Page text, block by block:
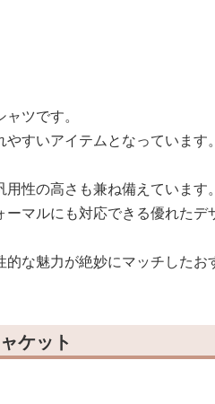
ツです。
すいアイテムとなっています。
性の高さも兼ね備えています。
マルにも対応できる優れたデ
な魅力が絶妙にマッチしたお
ケット